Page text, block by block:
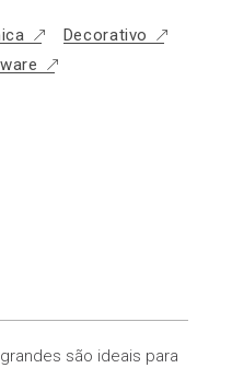
Decorativo
são ideais para